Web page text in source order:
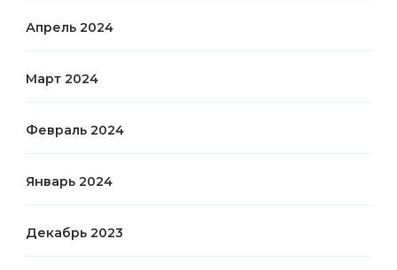
Апрель 2024
Март 2024
Февраль 2024
Январь 2024
Декабрь 2023